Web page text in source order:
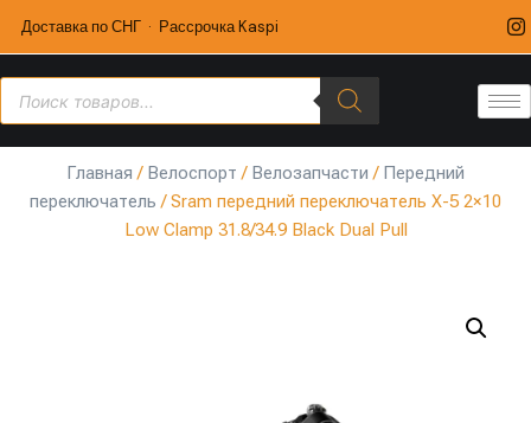
Доставка по СНГ · Рассрочка Kaspi
Главная / Велоспорт / Велозапчасти / Передний
переключатель / Sram передний переключатель X-5 2×10
Low Clamp 31.8/34.9 Black Dual Pull